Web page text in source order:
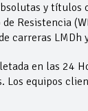
y títulos
Resistencia
carreras
en las 24
Los equipos